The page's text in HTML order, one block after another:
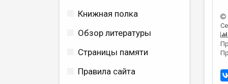
Книжная полка
Обзор литературы
Страницы памяти
Правила сайта